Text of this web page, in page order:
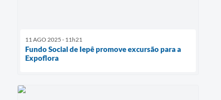
11 AGO 2025 - 11h21
Fundo Social de Iepê promove excursão para a
Expoflora